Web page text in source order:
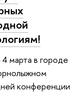
марта в городе
конференции